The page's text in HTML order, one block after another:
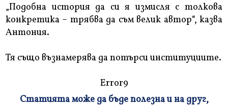
„Подобна история да си я измисля с толкова
конкретика – трябва да съм велик автор“, казва
Антония.
Тя също възнамерява да потърси институциите.
Error9
Статията може да бъде полезна и на друг,